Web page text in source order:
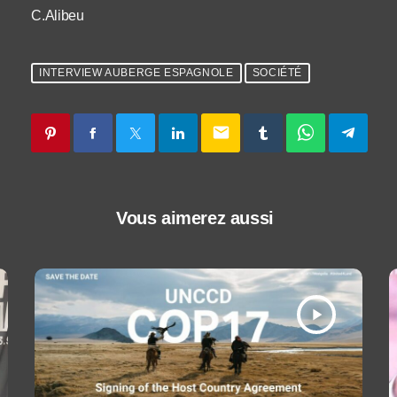
C.Alibeu
INTERVIEW AUBERGE ESPAGNOLE SOCIÉTÉ
email
Vous aimerez aussi
play_arrow